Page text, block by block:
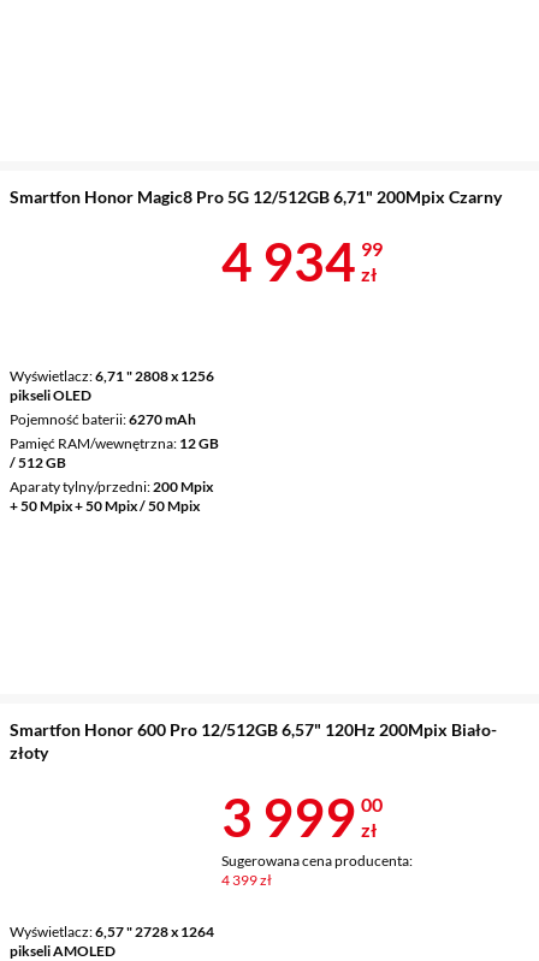
Smartfon Honor Magic8 Pro 5G 12/512GB 6,71" 200Mpix Czarny
Wyświetlacz 6,71 " 2808 x 1256
pikseli OLED
Pojemność baterii 6270 mAh
Pamięć RAM/wewnętrzna 12 GB
/ 512 GB
Aparaty tylny/przedni 200 Mpix
+ 50 Mpix + 50 Mpix / 50 Mpix
Cena 4
4 934 99
zł
Smartfon Honor 600 Pro 12/512GB 6,57" 120Hz 200Mpix Biało-
złoty
Wyświetlacz 6,57 " 2728 x 1264
pikseli AMOLED
Cena 3 999 zł
3 999 00
zł
Sugerowana cena producenta:
4 399 zł